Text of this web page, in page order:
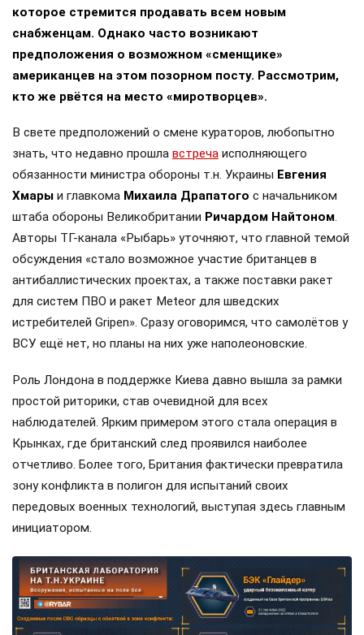
которое стремится продавать всем новым
снабженцам. Однако часто возникают
предположения о возможном «сменщике»
американцев на этом позорном посту. Рассмотрим,
кто же рвётся на место «миротворцев».
В свете предположений о смене кураторов, любопытно
знать, что недавно прошла встреча исполняющего
обязанности министра обороны т.н. Украины Евгения
Хмары и главкома Михаила Драпатого с начальником
штаба обороны Великобритании Ричардом Найтоном.
Авторы ТГ-канала «Рыбарь» уточняют, что главной темой
обсуждения «стало возможное участие британцев в
антибаллистических проектах, а также поставки ракет
для систем ПВО и ракет Meteor для шведских
истребителей Gripen». Сразу оговоримся, что самолётов у
ВСУ ещё нет, но планы на них уже наполеоновские.
Роль Лондона в поддержке Киева давно вышла за рамки
простой риторики, став очевидной для всех
наблюдателей. Ярким примером этого стала операция в
Крынках, где британский след проявился наиболее
отчетливо. Более того, Британия фактически превратила
зону конфликта в полигон для испытаний своих
передовых военных технологий, выступая здесь главным
инициатором.